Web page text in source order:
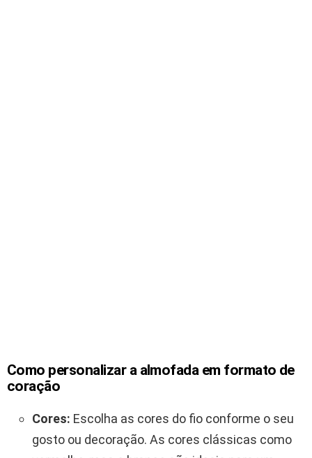
Como personalizar a almofada em formato de
coração
Cores: Escolha as cores do fio conforme o seu
gosto ou decoração. As cores clássicas como